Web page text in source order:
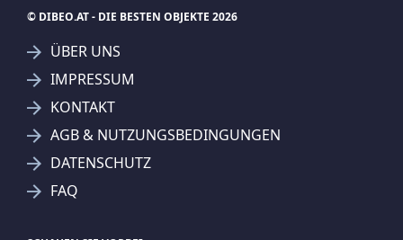
SUCHAGENT ANLEGEN FÜR DIE
AKTUELLEN SUCHKRITERIEN
© DIBEO.AT - DIE BESTEN OBJEKTE 2026
ÜBER UNS
IMPRESSUM
KONTAKT
AGB & NUTZUNGSBEDINGUNGEN
DATENSCHUTZ
FAQ